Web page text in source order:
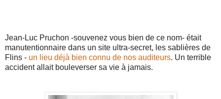
Jean-Luc Pruchon -souvenez vous bien de ce nom- était
manutentionnaire dans un site ultra-secret, les sablières de
Flins - un lieu déjà bien connu de nos auditeurs. Un terrible
accident allait bouleverser sa vie à jamais.